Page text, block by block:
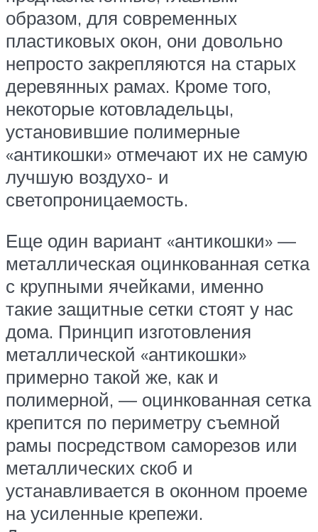
образом, для современных
пластиковых окон, они довольно
непросто закрепляются на старых
деревянных рамах. Кроме того,
некоторые котовладельцы,
установившие полимерные
«антикошки» отмечают их не самую
лучшую воздухо- и
светопроницаемость.
Еще один вариант «антикошки» —
металлическая оцинкованная сетка
с крупными ячейками, именно
такие защитные сетки стоят у нас
дома. Принцип изготовления
металлической «антикошки»
примерно такой же, как и
полимерной, — оцинкованная сетка
крепится по периметру съемной
рамы посредством саморезов или
металлических скоб и
устанавливается в оконном проеме
на усиленные крепежи.